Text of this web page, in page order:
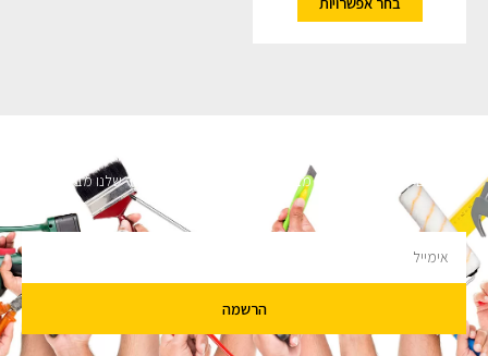
השארו מעודכנים
מעוניינים לקבל עדכונים על מבצעים והנחות הירשמו לניוזלטר שלנו מבטיחים לא
הרשמה